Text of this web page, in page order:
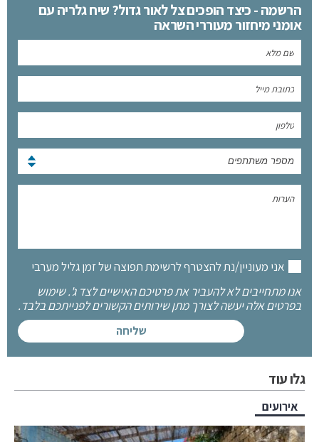
הרשמה - כיצד הופכים צל לאור גדול? שיח גלריה עם
אומני מיחזור מעוררי השראה
מספר משתתפים
אני מעוניין/נת להצטרף לרשימת תפוצה של זמן גליל מערבי
אנו מתחייבים לא להעביר את פרטיכם האישיים לצד ג'. שימוש
בפרטים אלה יעשה לצורך מתן שירותים הקשורים לפנייתכם בלבד.
גלו עוד
אירועים